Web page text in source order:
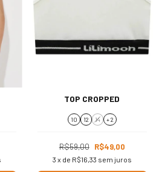
TOP CROPPED
10 12 14 + 2
R$59,00 R$49,00
3 x de R$16,33 sem juros